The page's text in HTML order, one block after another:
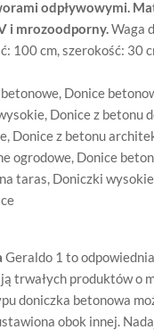
odpływowymi.
i mrozoodporny.Waga
100 cm, szerokość: 30
, Donice
, Donice z betonu
, Donice z betonu
ogrodowe, Donice
taras, Doniczki wysokie
Geraldo 1 to
trwałych produktów o
doniczka betonowa
obok innej.